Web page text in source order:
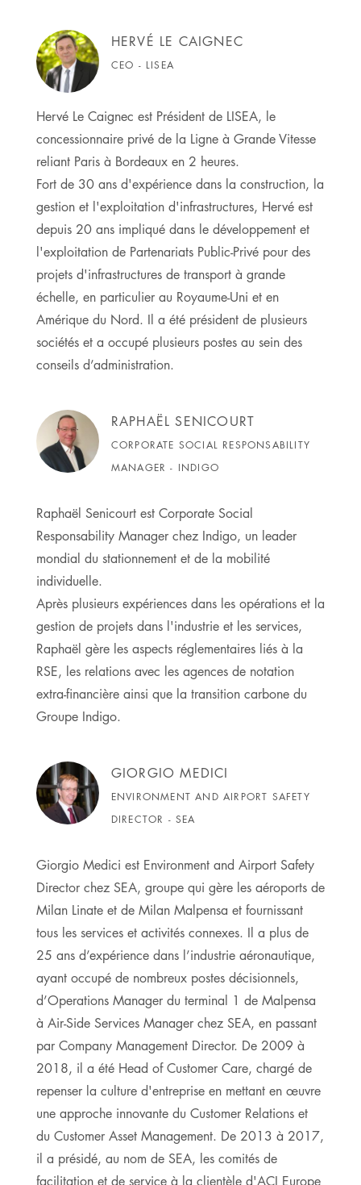
HERVÉ LE CAIGNEC
CEO - LISEA
Hervé Le Caignec est Président de LISEA, le
concessionnaire privé de la Ligne à Grande Vitesse
reliant Paris à Bordeaux en 2 heures.
Fort de 30 ans d'expérience dans la construction, la
gestion et l'exploitation d'infrastructures, Hervé est
depuis 20 ans impliqué dans le développement et
l'exploitation de Partenariats Public-Privé pour des
projets d'infrastructures de transport à grande
échelle, en particulier au Royaume-Uni et en
Amérique du Nord. Il a été président de plusieurs
sociétés et a occupé plusieurs postes au sein des
conseils d’administration.
RAPHAËL SENICOURT
CORPORATE SOCIAL RESPONSABILITY
MANAGER - INDIGO
Raphaël Senicourt est Corporate Social
Responsability Manager chez Indigo, un leader
mondial du stationnement et de la mobilité
individuelle.
Après plusieurs expériences dans les opérations et la
gestion de projets dans l'industrie et les services,
Raphaël gère les aspects réglementaires liés à la
RSE, les relations avec les agences de notation
extra-financière ainsi que la transition carbone du
Groupe Indigo.
GIORGIO MEDICI
ENVIRONMENT AND AIRPORT SAFETY
DIRECTOR - SEA
Giorgio Medici est Environment and Airport Safety
Director chez SEA, groupe qui gère les aéroports de
Milan Linate et de Milan Malpensa et fournissant
tous les services et activités connexes. Il a plus de
25 ans d’expérience dans l’industrie aéronautique,
ayant occupé de nombreux postes décisionnels,
d’Operations Manager du terminal 1 de Malpensa
à Air-Side Services Manager chez SEA, en passant
par Company Management Director. De 2009 à
2018, il a été Head of Customer Care, chargé de
repenser la culture d'entreprise en mettant en œuvre
une approche innovante du Customer Relations et
du Customer Asset Management. De 2013 à 2017,
il a présidé, au nom de SEA, les comités de
facilitation et de service à la clientèle d'ACI Europe